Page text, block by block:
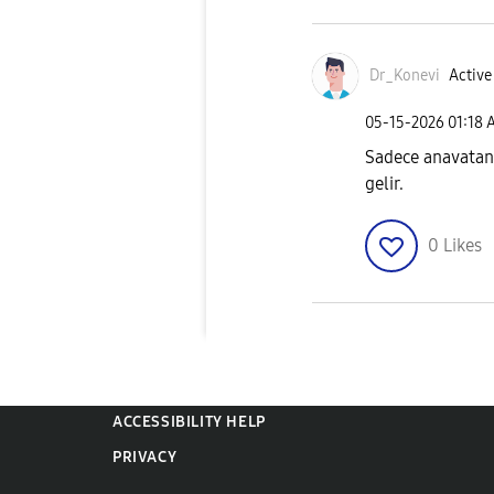
Dr_Konevi Active
‎05-15-2026 01:18
Sadece
gelir.
0 Likes
ACCESSIBILITY HELP
PRIVACY